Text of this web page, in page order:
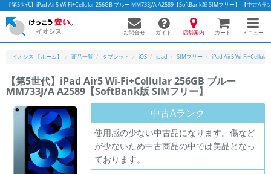
【第5世代】iPad Air5 Wi-Fi+Cellular 256GB ブルー MM733J/A A2589【SoftBank版 SIMフリー】 【中古A
お問合せ ガイド 店舗案内 カート メニュー
イオシス 【ホーム】 商品一覧 タブレット iOS ipad SIMフリー iPad Air5 Wi-Fi+Cellular
【第5世代】iPad Air5 Wi-Fi+Cellular 256GB ブルー
MM733J/A A2589【SoftBank版 SIMフリー】
中古Aランク
使用感の少ない中古品になります。傷など
が少ないため中古商品の中では美品となっ
ております。
かんたんパソコン検索に切り替える
フリーワード
除外ワード